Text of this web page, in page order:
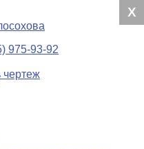
975-93-92
чертеж
X
X
X
X